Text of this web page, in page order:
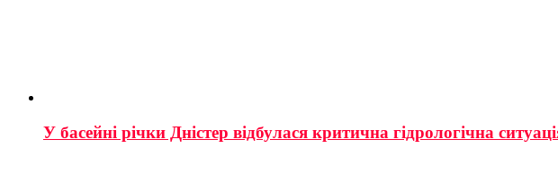
У басейні річки Дністер відбулася критична гідрологічна